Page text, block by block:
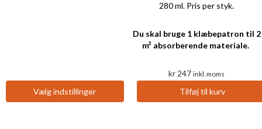
Vælg indstillinger
vælges
på
280 ml. Pris per styk.
Du skal bruge 1 klæbepatron til 2
m² absorberende materiale.
kr 247 inkl. moms
Tilføj til kurv